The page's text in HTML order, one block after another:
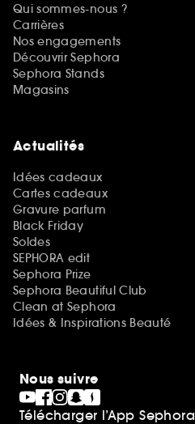
Qui sommes-nous ?
Carrières
Nos engagements
Découvrir Sephora
Sephora Stands
Magasins
Actualités
Idées cadeaux
Cartes cadeaux
Gravure parfum
Black Friday
Soldes
SEPHORA edit
Sephora Prize
Sephora Beautiful Club
Clean at Sephora
Idées & Inspirations Beauté
Nous suivre
Télécharger l’App Sephora